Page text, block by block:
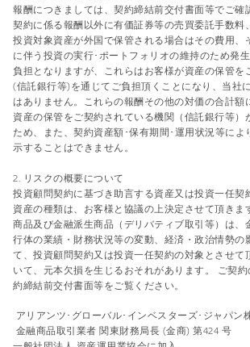
報酬につきましては、契約締結前交付書面等でご確
契約に係る報酬以外に有価証券等の売買委託手数料
投資対象資産が外国で保管される場合はその費用、
に伴う投資の実行･ポートフォリオの維持のため発
負担となりますが、これらはお客様が資産の保管を
(信託銀行等)を通じてご負担頂くことになり、当社
はありません。これらの報酬その他の対価の合計額
資産の保管をご契約されている機関（信託銀行等）
ため、また、契約資産額･保有期間･運用状況等によ
示することはできません。
2. リスクの概要について
投資顧問契約に基づき助言する資産又は投資一任契
資産の種類は、お客様と協議の上決定させて頂きま
商品及び金融派生商品（デリバティブ取引等）は、
行体の業績・財務状況等の変動、経済・政治情勢の
て、投資顧問契約又は投資一任契約の対象とさせて
いて、元本欠損を生じるおそれがあります。 ご契
約締結前交付書面等をご覧ください。
アリアンツ･グローバル･インベスターズ･ジャパン
金融商品取引業者 関東財務局長 (金商) 第424 号